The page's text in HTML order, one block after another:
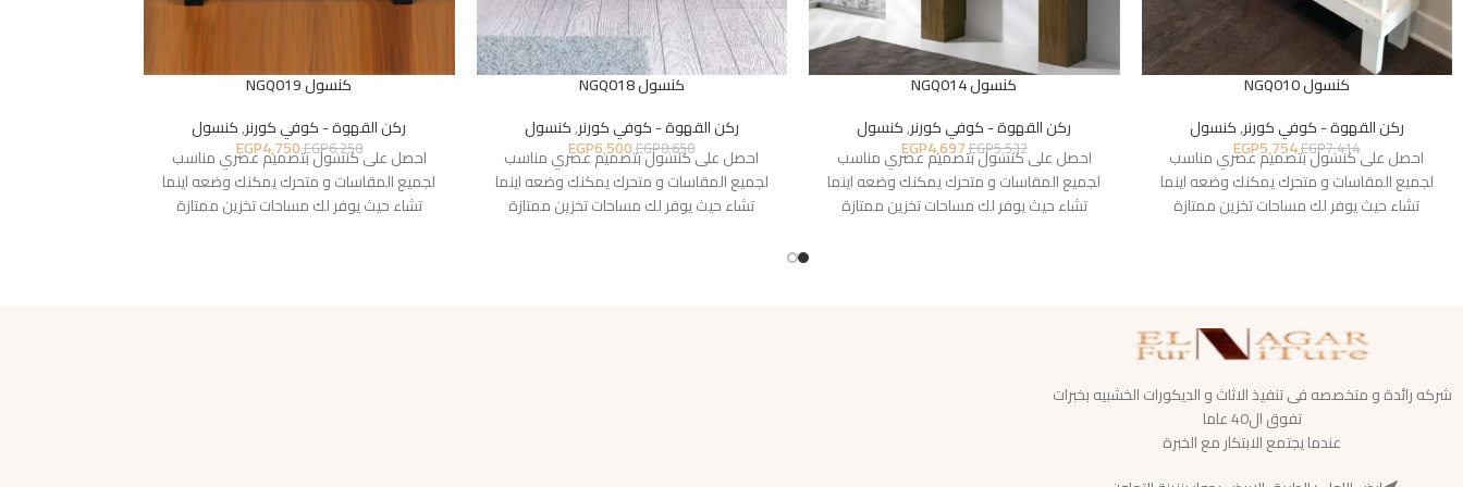
كنسول NGQ010
ركن القهوة - كوفي كورنر,كنسول
EGP7,414
EGP5,754
احصل على كنسول بتصميم عصري مناسب
لجميع المقاسات و متحرك يمكنك وضعه اينما
تشاء حيث يوفر لك مساحات تخزين ممتازة
كنسول NGQ014
ركن القهوة - كوفي كورنر,كنسول
EGP5,532
EGP4,697
احصل على كنسول بتصميم عصري مناسب
لجميع المقاسات و متحرك يمكنك وضعه اينما
تشاء حيث يوفر لك مساحات تخزين ممتازة
كنسول NGQ018
ركن القهوة - كوفي كورنر,كنسول
EGP8,650
EGP6,500
احصل على كنسول بتصميم عصري مناسب
لجميع المقاسات و متحرك يمكنك وضعه اينما
تشاء حيث يوفر لك مساحات تخزين ممتازة
كنسول NGQ019
ركن القهوة - كوفي كورنر,كنسول
EGP6,250
EGP4,750
احصل على كنسول بتصميم عصري مناسب
لجميع المقاسات و متحرك يمكنك وضعه اينما
تشاء حيث يوفر لك مساحات تخزين ممتازة
شركه رائدة و متخصصه فى تنفيذ الاثاث و الديكورات الخشبيه بخبرات
تفوق ال40 عاما
عندما يجتمع الابتكار مع الخبرة